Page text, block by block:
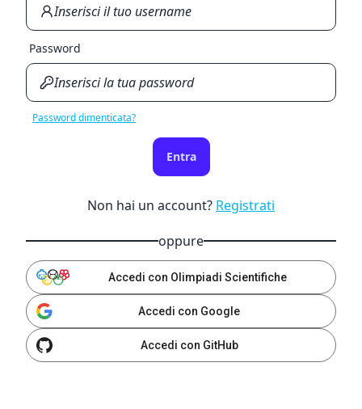
Password
Password dimenticata?
Entra
Non hai un account? Registrati
oppure
Accedi con Olimpiadi Scientifiche
Accedi con Google
Accedi con GitHub